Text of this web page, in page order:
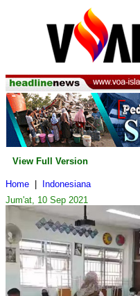
View Full Version
Home
Indonesiana
Jum'at, 10 Sep 2021